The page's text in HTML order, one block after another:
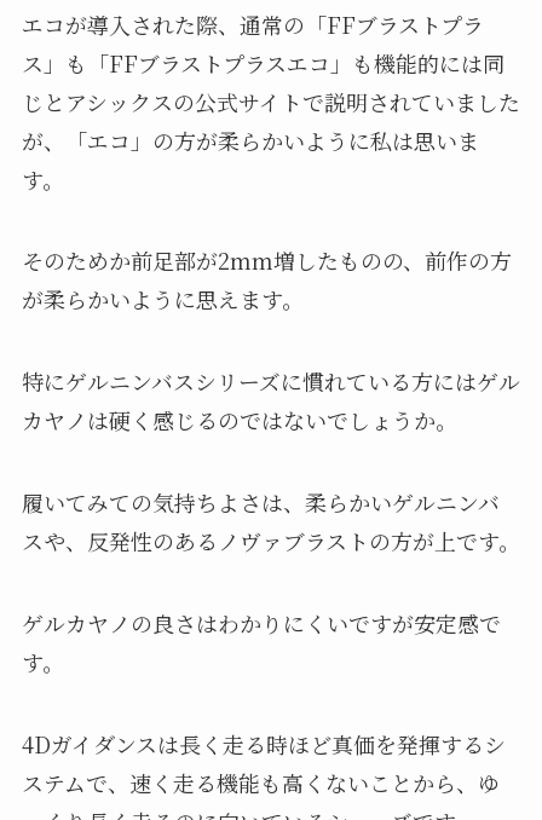
エコが導入された際、通常の「FFブラストプラ
ス」も「FFブラストプラスエコ」も機能的には同
じとアシックスの公式サイトで説明されていました
が、「エコ」の方が柔らかいように私は思いま
す。
そのためか前足部が2mm増したものの、前作の方
が柔らかいように思えます。
特にゲルニンバスシリーズに慣れている方にはゲル
カヤノは硬く感じるのではないでしょうか。
履いてみての気持ちよさは、柔らかいゲルニンバ
スや、反発性のあるノヴァブラストの方が上です。
ゲルカヤノの良さはわかりにくいですが安定感で
す。
4Dガイダンスは長く走る時ほど真価を発揮するシ
ステムで、速く走る機能も高くないことから、ゆ